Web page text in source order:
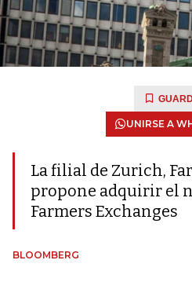
UNIRSE A
La filial de Zurich,
propone adquirir el
Farmers Exchanges
BLOOMBERG